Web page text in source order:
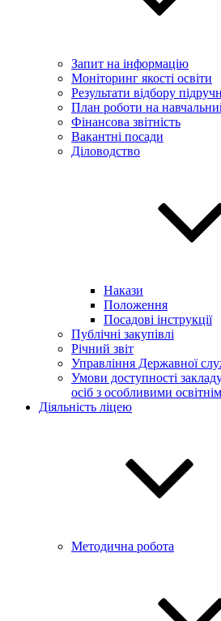
Запит на інформацію
Моніторинг якості освіти
Результати відбору
План роботи на
Фінансова звітність
Вакантні посади
Діловодство
Накази
Положення
Посадові інструкції
Публічні закупівлі
Річний звіт
Управління Державної
Умови доступності
осіб з особливими
Діяльність ліцею
Методична робота